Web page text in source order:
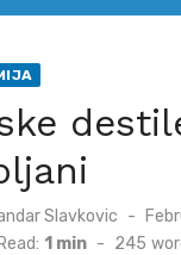
Slavkovic
on
1 min - 245